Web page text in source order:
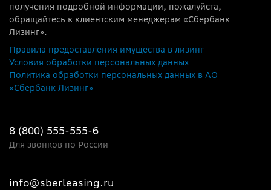
получения подробной информации, пожалуйста,
обращайтесь к клиентским менеджерам «Сбербанк
Лизинг».
Правила предоставления имущества в лизинг
Условия обработки персональных данных
Политика обработки персональных данных в АО
«Сбербанк Лизинг»
8 (800) 555-555-6
Для звонков по России
info@sberleasing.ru